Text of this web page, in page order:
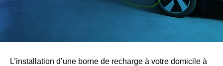
L’installation d’une borne de recharge à votre domicile à